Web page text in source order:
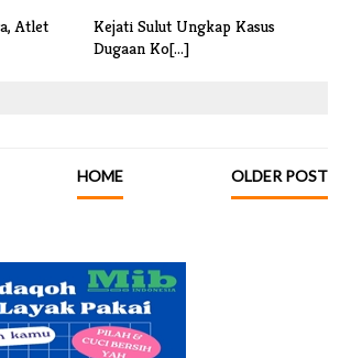
Atlet
Kejati Sulut Ungkap Kasus
Dugaan Ko[...]
OLDER POST
HOME